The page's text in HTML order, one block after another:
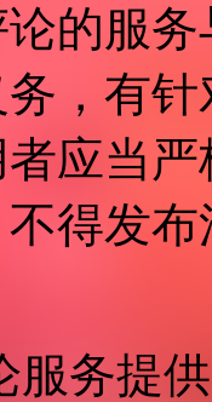
的服
，有
应当
得发
服务提